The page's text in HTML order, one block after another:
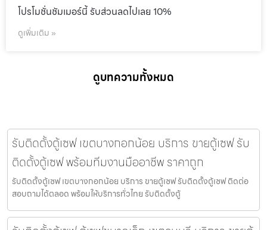
โปรโมชั่นชัมเมอร์นี้ รับส่วนลดไปเลย 10%
ดูเพิ่มเติม »
ดูบทความทั้งหมด
รับติดตั้งตู้เซฟ เขตบางกอกน้อย บริการ ขายตู้เซฟ รับ
ติดตั้งตู้เซฟ พร้อมทีมงานมืออาชีพ ราคาถูก
รับติดตั้งตู้เซฟ เขตบางกอกน้อย บริการ ขายตู้เซฟ รับติดตั้งตู้เซฟ ติดต่อ
สอบถามได้ตลอด พร้อมให้บริการทั่วไทย รับติดตั้งตู้